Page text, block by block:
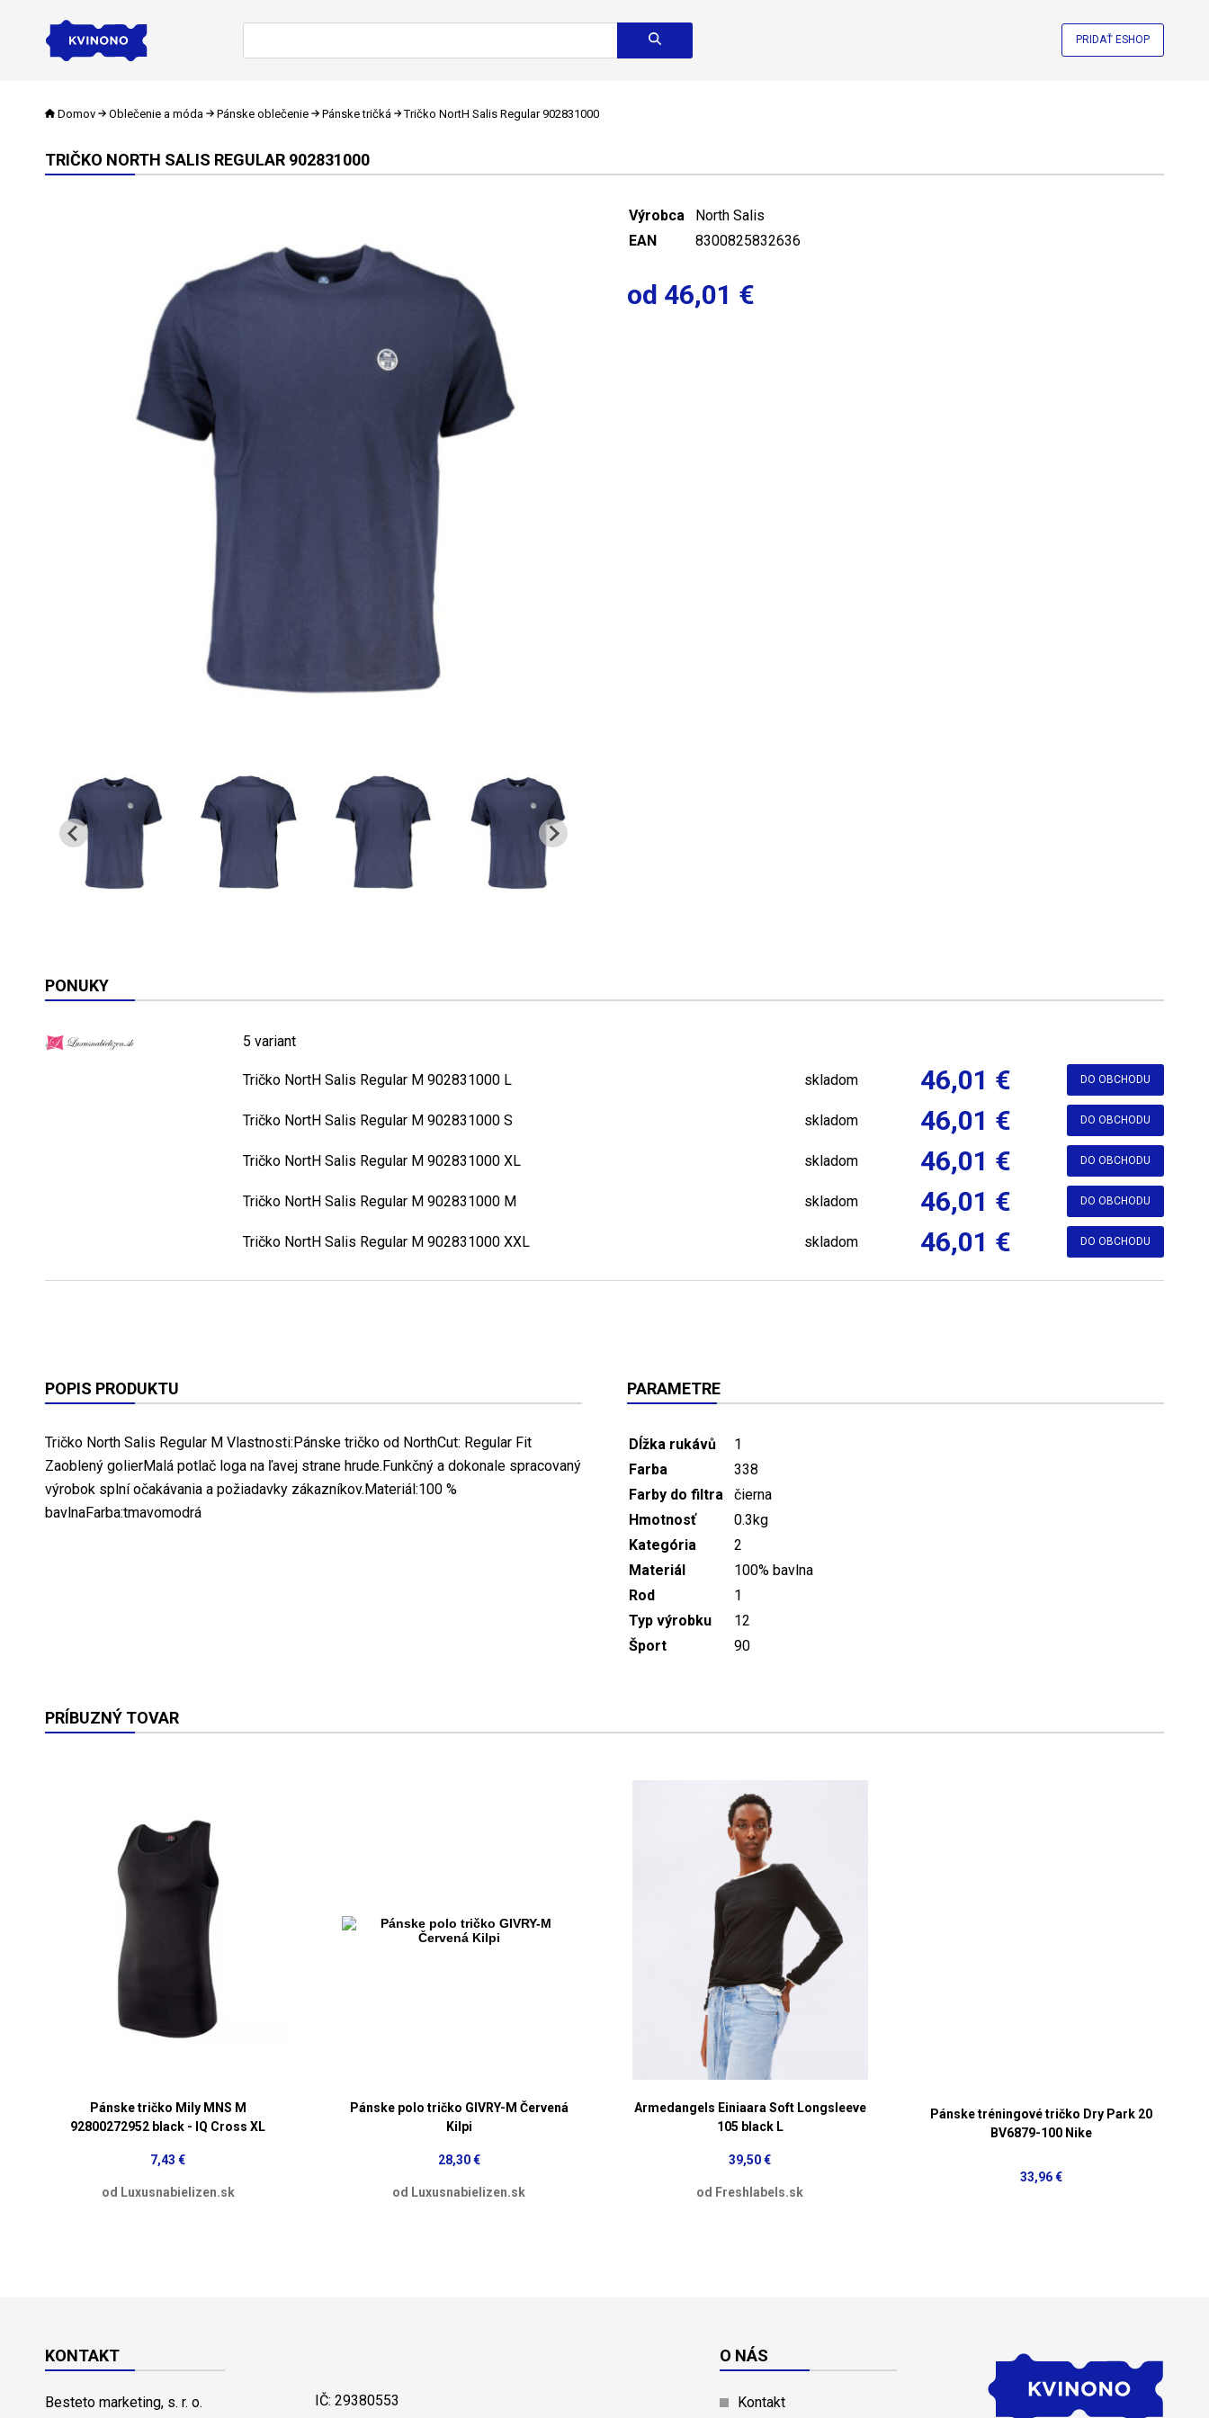
PRIDAŤ ESHOP
Domov Oblečenie a móda Pánske oblečenie Pánske tričká Tričko NortH Salis Regular 902831000
TRIČKO NORTH SALIS REGULAR 902831000
Výrobca
North Salis
EAN
8300825832636
od 46,01 €
PONUKY
5 variant
Tričko NortH Salis Regular M 902831000 L skladom 46,01 € DO OBCHODU
Tričko NortH Salis Regular M 902831000 S skladom 46,01 € DO OBCHODU
Tričko NortH Salis Regular M 902831000 XL skladom 46,01 € DO OBCHODU
Tričko NortH Salis Regular M 902831000 M skladom 46,01 € DO OBCHODU
Tričko NortH Salis Regular M 902831000 XXL skladom 46,01 € DO OBCHODU
POPIS PRODUKTU
Tričko North Salis Regular M Vlastnosti:Pánske tričko od NorthCut: Regular Fit
Zaoblený golierMalá potlač loga na ľavej strane hrude.Funkčný a dokonale spracovaný
výrobok splní očakávania a požiadavky zákazníkov.Materiál:100 %
bavlnaFarba:tmavomodrá
PARAMETRE
Dĺžka rukávů
1
Farba
338
Farby do filtra
čierna
Hmotnosť
0.3kg
Kategória
2
Materiál
100% bavlna
Rod
1
Typ výrobku
12
Šport
90
PRÍBUZNÝ TOVAR
Pánske tričko Mily MNS M
92800272952 black - IQ Cross XL
7,43 €
od Luxusnabielizen.sk
Pánske polo tričko GIVRY-M Červená
Kilpi
28,30 €
od Luxusnabielizen.sk
Armedangels Einiaara Soft Longsleeve
105 black L
39,50 €
od Freshlabels.sk
Pánske tréningové tričko Dry Park 20
BV6879-100 Nike
33,96 €
KONTAKT
Besteto marketing, s. r. o. IČ: 29380553
O NÁS
Kontakt